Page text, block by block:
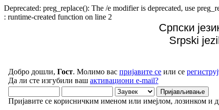
Deprecated: preg_replace(): The /e modifier is deprecated, use
: runtime-created function on line 2
Српски
Srpski
Добро дошли, Гост. Молимо вас пријавите се или се
Да ли сте изгубили ваш активациони e-mail?
Пријавите се корисничким именом или имејлом, лозинком и